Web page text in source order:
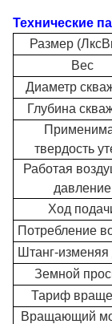
Технические
Размер
Вес
Диаметр
Глубина
твердость
Работая
давление
Ход
Потребление
Штанг-изменяя
Земной
Тариф
Вращающий